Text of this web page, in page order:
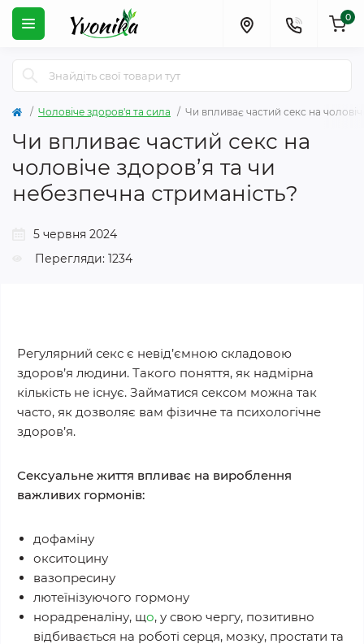
0
Чоловіче здоров'я та сила Чи впливає частий секс на
Чи впливає частий секс на
чоловіче здоров’я та чи
небезпечна стриманість?
5 червня 2024
Перегляди: 1234
Регулярний секс є невід’ємною складовою
здоров’я людини. Такого поняття, як надмірна
кількість не існує. Займатися сексом можна так
часто, як дозволяє вам фізичне та психологічне
здоров’я.
Сексуальне життя впливає на вироблення
важливих гормонів:
дофаміну
окситоцину
вазопресину
лютеїнізуючого гормону
норадреналіну, що, у свою чергу, позитивно
відбивається на роботі серця, мозку, простати та